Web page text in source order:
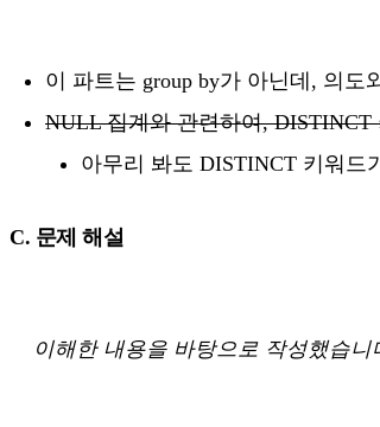
이 파트는 group by가 아닌데, 의도
NULL 집계와 관련하여,
아무리 봐도 DISTINCT 키워
C. 문제 해설
이해한 내용을 바탕으로 작성했습니